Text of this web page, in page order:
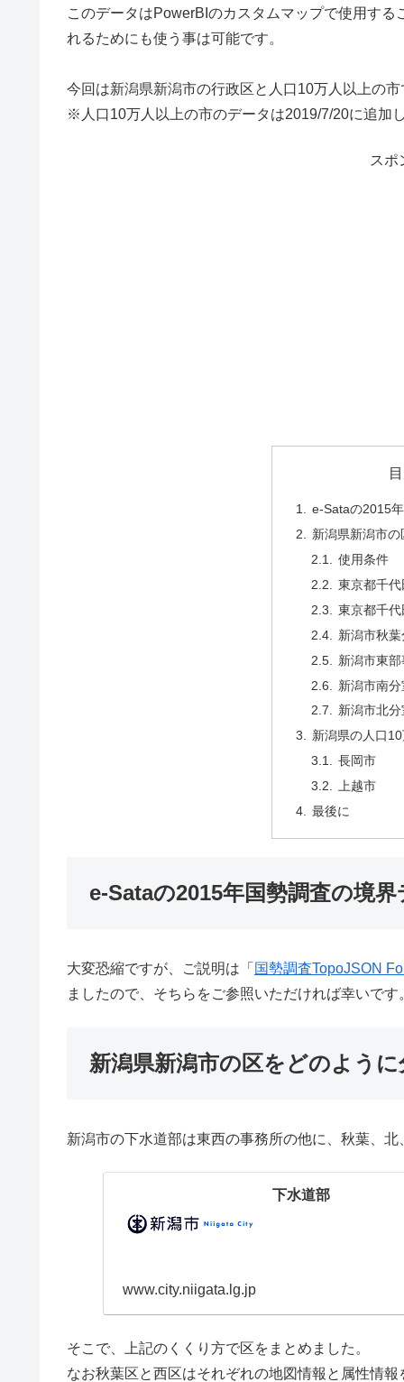
このデータはPowerBIのカスタムマップで使用す
れるためにも使う事は可能です。
今回は新潟県新潟市の行政区と人口10万人以上の
※人口10万人以上の市のデータは2019/7/20に追加
スポ
e-Sataの2015
新潟県新潟市
使用条件
東京都千
東京都千
新潟市秋
新潟市東
新潟市南分
新潟市北分
新潟県の人口
長岡市
上越市
最後に
e-Sataの2015年国勢調査の境界
大変恐縮ですが、ご説明は「 国勢調査TopoJSON
ましたので、そちらをご参照いただければ幸いで
新潟県新潟市の区をどのよう
新潟市の下水道部は東西の事務所の他に、秋葉、
下水道部
www.city.niigata.lg.jp
そこで、上記のくくり方で区をまとめました。
なお秋葉区と西区はそれぞれの地図情報と属性情